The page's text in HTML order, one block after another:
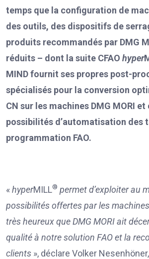
temps que la configuration de
des outils, des dispositifs de
produits recommandés par DMG
réduits – dont la suite CFAO hyper
MIND fournit ses propres post-
spécialisés pour la conversion
CN sur les machines DMG MORI
possibilités d’automatisation des
programmation FAO.
«hyperMILL® permet d’exploiter au
possibilités offertes par les
très heureux que DMG MORI ait
qualité à notre solution FAO et la
clients », déclare Volker Nesenhöner,